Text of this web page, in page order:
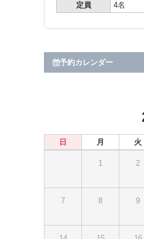
定員 4名
予約カレンダー
日 月 火
1 2
7 8 9